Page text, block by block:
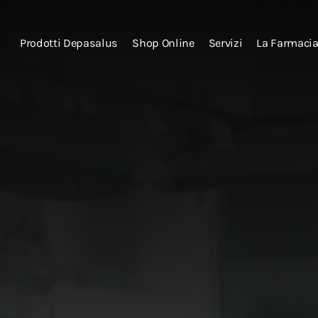
Prodotti Depasalus Shop Online Servizi La Farmacia